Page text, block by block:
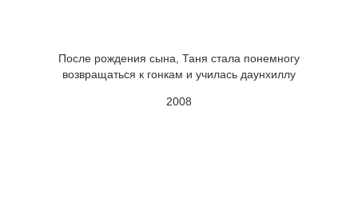
После рождения сына, Таня стала понемногу
возвращаться к гонкам и училась даунхиллу
2008